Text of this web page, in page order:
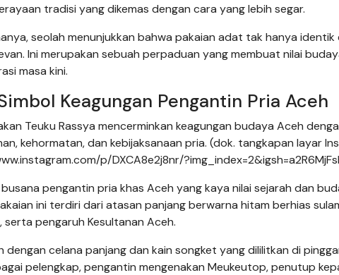
tradisi yang dikemas dengan cara yang lebih segar.
seolah menunjukkan bahwa pakaian adat tak hanya
Ini merupakan sebuah perpaduan yang membuat nilai
masa kini.
Keagungan Pengantin Pria Aceh
Teuku Rassya mencerminkan keagungan budaya Aceh
kehormatan, dan kebijaksanaan pria. (dok. tangkapan layar
p/DXCA8e2j8nr/
pengantin pria khas Aceh yang kaya nilai sejarah dan
ini terdiri dari atasan panjang berwarna hitam berhias
serta pengaruh Kesultanan Aceh.
celana panjang dan kain songket yang dililitkan di
pelengkap, pengantin mengenakan Meukeutop, penutup